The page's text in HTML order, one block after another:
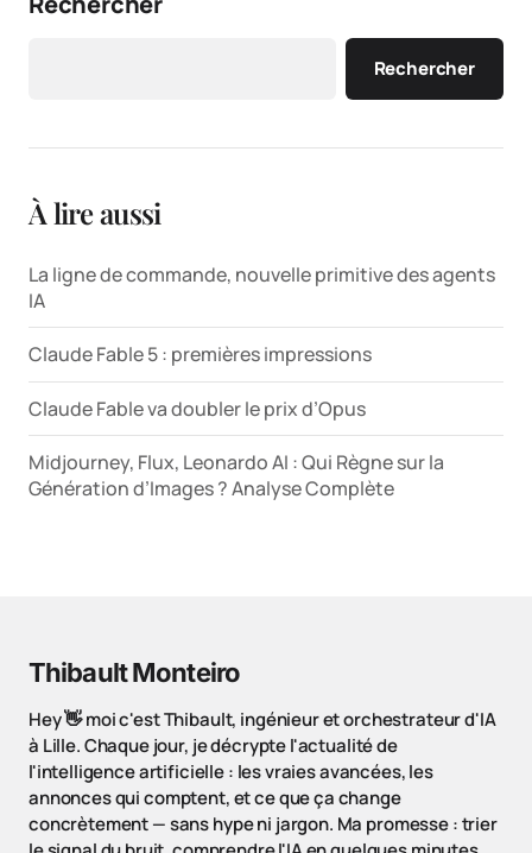
Rechercher
À lire aussi
La ligne de commande, nouvelle primitive des agents
IA
Claude Fable 5 : premières impressions
Claude Fable va doubler le prix d’Opus
Midjourney, Flux, Leonardo AI : Qui Règne sur la
Génération d’Images ? Analyse Complète
Thibault Monteiro
Hey 👋 moi c'est Thibault, ingénieur et orchestrateur d'IA
à Lille. Chaque jour, je décrypte l'actualité de
l'intelligence artificielle : les vraies avancées, les
annonces qui comptent, et ce que ça change
concrètement — sans hype ni jargon. Ma promesse : trier